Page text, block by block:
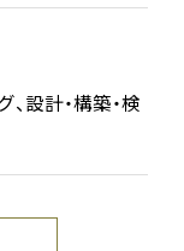
設計・構築・検